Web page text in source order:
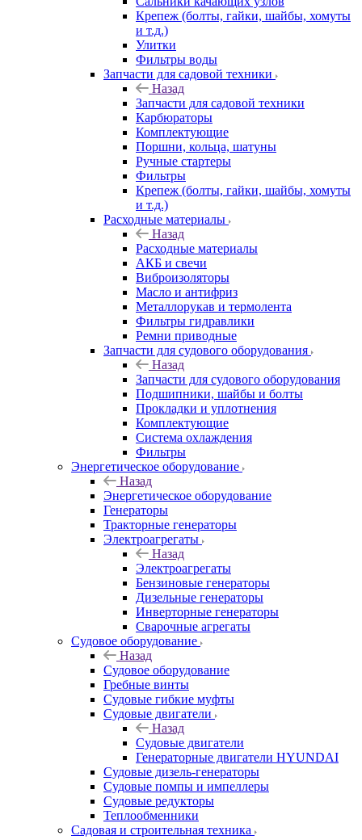
Крепеж (болты, гайки, шайбы, хомуты
и т.д.)
Улитки
Фильтры воды
Запчасти для садовой техники
Назад
Запчасти для садовой техники
Карбюраторы
Комплектующие
Поршни, кольца, шатуны
Ручные стартеры
Фильтры
Крепеж (болты, гайки, шайбы, хомуты
и т.д.)
Расходные материалы
Назад
Расходные материалы
АКБ и свечи
Виброизоляторы
Масло и антифриз
Металлорукав и термолента
Фильтры гидравлики
Ремни приводные
Запчасти для судового оборудования
Назад
Запчасти для судового оборудования
Подшипники, шайбы и болты
Прокладки и уплотнения
Комплектующие
Система охлаждения
Фильтры
Энергетическое оборудование
Назад
Энергетическое оборудование
Генераторы
Тракторные генераторы
Электроагрегаты
Назад
Электроагрегаты
Бензиновые генераторы
Дизельные генераторы
Инверторные генераторы
Сварочные агрегаты
Судовое оборудование
Назад
Судовое оборудование
Гребные винты
Судовые гибкие муфты
Судовые двигатели
Назад
Судовые двигатели
Генераторные двигатели HYUNDAI
Судовые дизель-генераторы
Судовые помпы и импеллеры
Судовые редукторы
Теплообменники
Садовая и строительная техника